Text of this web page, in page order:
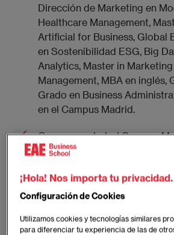
Dirección de Marketing en
Healthcare Management,
Artificial for Business, Global
en Sostenibilidad ESG, Big
Analytics, Master in
Management, MBA en inglés,
Grado en Business
en el Campus Madrid.
Como novedad, el Campus
el Impact and Drive Innovation
con el objetivo de ayudar a las
empresas y start ups a
conocimiento.
¡Hola! Nos importa tu privacidad.
Configuración de Cookies
Utilizamos cookies y tecnologías similares
para diferenciar tu experiencia de las de